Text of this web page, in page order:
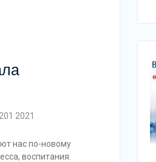
2021
нас по-новому
воспитания.